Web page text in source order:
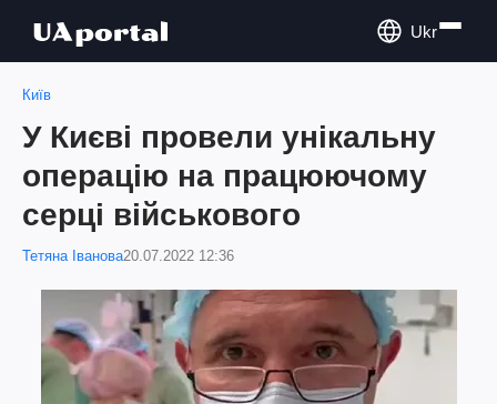
Ukr
Київ
У Києві провели унікальну
операцію на працюючому
серці військового
Тетяна Іванова20.07.2022 12:36